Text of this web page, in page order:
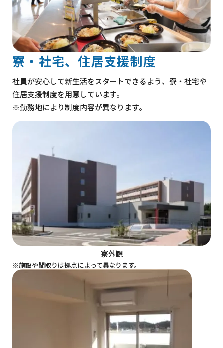
寮・社宅、住居支援制度
社員が安心して新生活をスタートできるよう、寮・社宅や
住居支援制度を用意しています。
※勤務地により制度内容が異なります。
寮外観
※施設や間取りは拠点によって異なります。